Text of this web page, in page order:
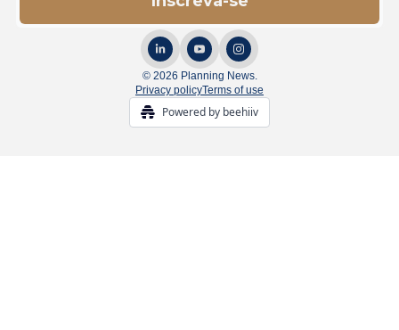
© 2026 Planning News.
Privacy policyTerms of use
Powered by beehiiv